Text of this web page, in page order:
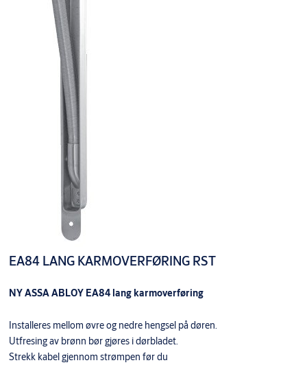
EA84 LANG KARMOVERFØRING RST
NY ASSA ABLOY EA84 lang karmoverføring
Installeres mellom øvre og nedre hengsel på døren.
Utfresing av brønn bør gjøres i dørbladet.
Strekk kabel gjennom strømpen før du